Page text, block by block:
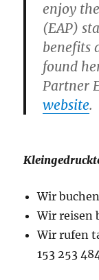
enjoy
(EAP)
benefits
found
Partner
website.
Wir buchen
Wir reisen
Wir rufen
153 253